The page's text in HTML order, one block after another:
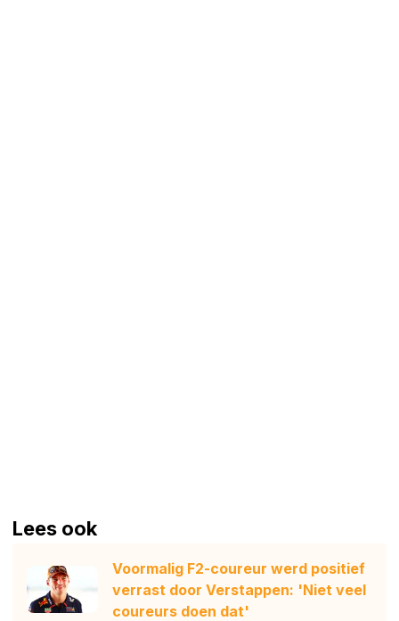
Lees ook
Voormalig F2-coureur werd positief
verrast door Verstappen: 'Niet veel
coureurs doen dat'